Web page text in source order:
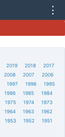
⋮
2019 2018
2017
2008 2007
2006
1997 1996
1995
1986 1985
1984
1975 1974
1973
1964 1963
1962
1953 1952
1951